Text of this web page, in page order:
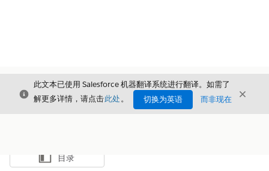
关闭
此文本已使用 Salesforce 机器翻译系统进行翻译。如需了
解更多详情，请点击此处。 切换为英语 而非现在 关闭
显示目录
目录